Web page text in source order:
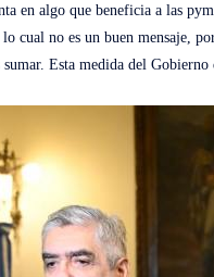
en algo que beneficia a las
cual no es un buen mensaje,
sumar. Esta medida del